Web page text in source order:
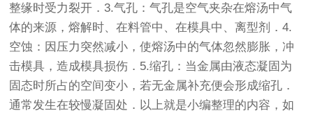
整缘时受力裂开．3.气孔：气孔是空气夹杂在熔汤中气
体的来源，熔解时、在料管中、在模具中、离型剂．4.
空蚀：因压力突然减小，使熔汤中的气体忽然膨胀，冲
击模具，造成模具损伤．5.缩孔：当金属由液态凝固为
固态时所占的空间变小，若无金属补充便会形成缩孔．
通常发生在较慢凝固处．以上就是小编整理的内容，如